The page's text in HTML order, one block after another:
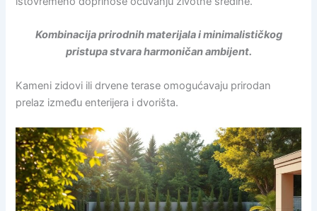
Kombinacija prirodnih materijala i minimalističkog
pristupa stvara harmoničan ambijent.
Kameni zidovi ili drvene terase omogućavaju prirodan
prelaz između enterijera i dvorišta.